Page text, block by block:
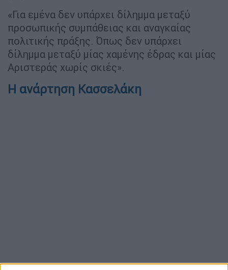
«Για εμένα δεν υπάρχει δίλημμα μεταξύ
προσωπικής συμπάθειας και αναγκαίας
πολιτικής πράξης. Όπως δεν υπάρχει
δίλημμα μεταξύ μίας χαμένης έδρας και μίας
Αριστεράς χωρίς σκιές».
Η ανάρτηση Κασσελάκη